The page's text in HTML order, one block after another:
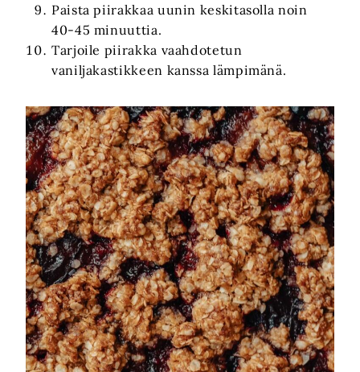
Paista piirakkaa uunin keskitasolla noin
40-45 minuuttia.
Tarjoile piirakka vaahdotetun
vaniljakastikkeen kanssa lämpimänä.